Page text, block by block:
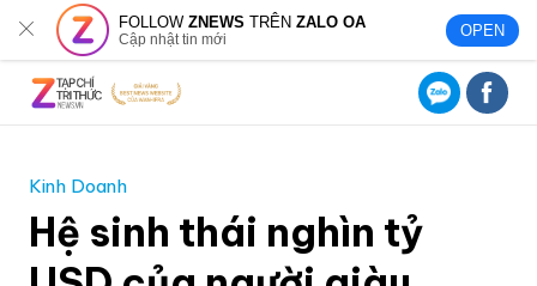
FOLLOWZNEWS TRÊNZALO OA
Cập nhật tin mới OPEN
Kinh Doanh
Hệ sinh thái nghìn tỷ